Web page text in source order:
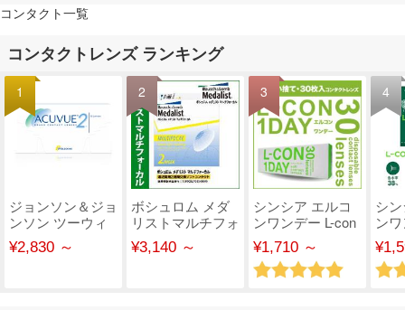
コンタクト一覧
コンタクトレンズ ランキング
ジョンソン＆ジョ
ンソン ツーウィ
ーク アキュビュ
ー
¥2,830 ～
1
ボシュロム メダ
リストマルチフォ
ーカル 遠近両用
¥3,140 ～
2
シンシア エルコ
ンワンデー L-con
1day【30枚入
り】 ..
¥1,710 ～
3
シ
ン
38
4